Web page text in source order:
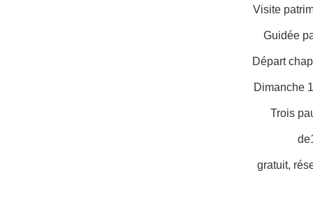
Visite
Guidée
Départ
Dimanche
Trois
gratuit,